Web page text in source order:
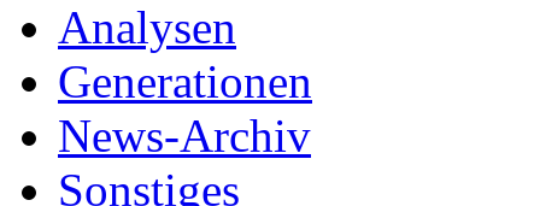
Analysen
Generationen
News-Archiv
Sonstiges